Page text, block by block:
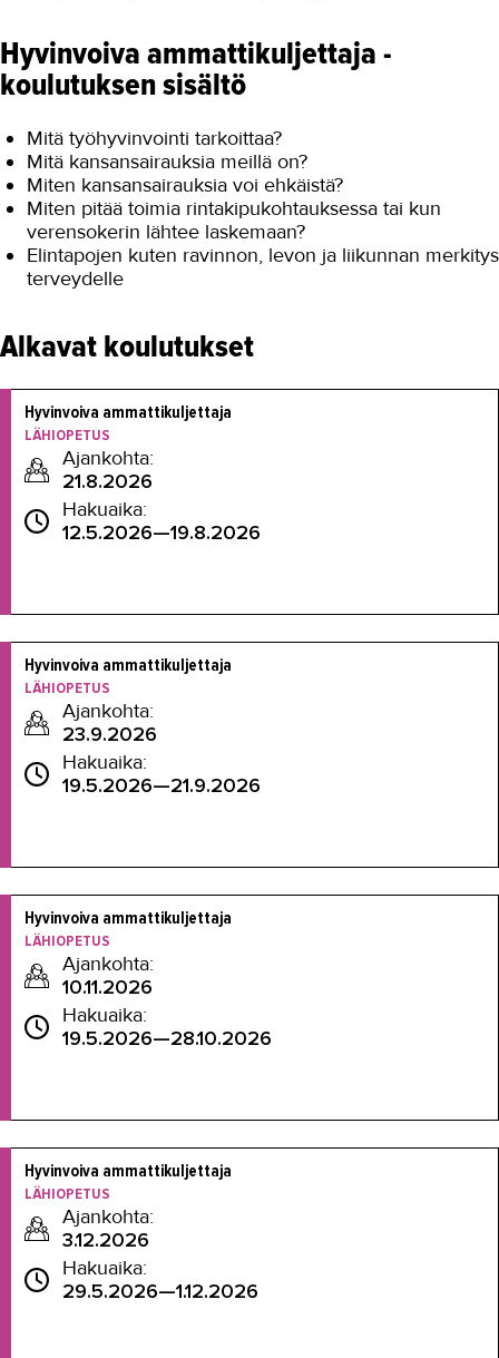
Hyvinvoiva ammattikuljettaja -
koulutuksen sisältö
Mitä työhyvinvointi tarkoittaa?
Mitä kansansairauksia meillä on?
Miten kansansairauksia voi ehkäistä?
Miten pitää toimia rintakipukohtauksessa tai kun
verensokerin lähtee laskemaan?
Elintapojen kuten ravinnon, levon ja liikunnan merkitys
terveydelle
Alkavat koulutukset
Hyvinvoiva ammattikuljettaja
LÄHIOPETUS
Ajankohta:
21.8.2026
Hakuaika:
12.5.2026—19.8.2026
Hyvinvoiva ammattikuljettaja
LÄHIOPETUS
Ajankohta:
23.9.2026
Hakuaika:
19.5.2026—21.9.2026
Hyvinvoiva ammattikuljettaja
LÄHIOPETUS
Ajankohta:
10.11.2026
Hakuaika:
19.5.2026—28.10.2026
Hyvinvoiva ammattikuljettaja
LÄHIOPETUS
Ajankohta:
3.12.2026
Hakuaika:
29.5.2026—1.12.2026